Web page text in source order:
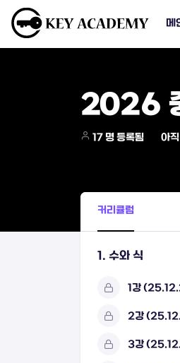
메
2026
17 명 등록됨 아
커리큘럼
1. 수와 식
1강
2강
3강